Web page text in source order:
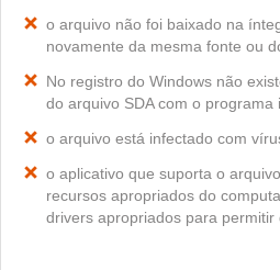
o arquivo não foi baixado na
novamente da mesma fonte ou
No registro do Windows não
do arquivo SDA com o
o arquivo está infectado com
o aplicativo que suporta o
recursos apropriados do
drivers apropriados para